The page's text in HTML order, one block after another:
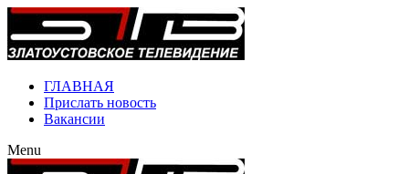
ГЛАВНАЯ
Прислать новость
Вакансии
Menu